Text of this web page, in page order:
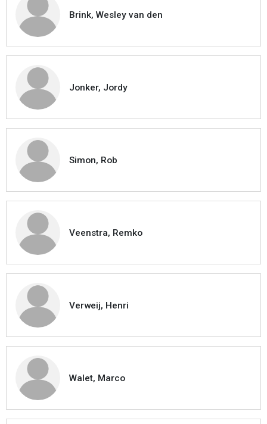
Brink, Wesley van den
Jonker, Jordy
Simon, Rob
Veenstra, Remko
Verweij, Henri
Walet, Marco